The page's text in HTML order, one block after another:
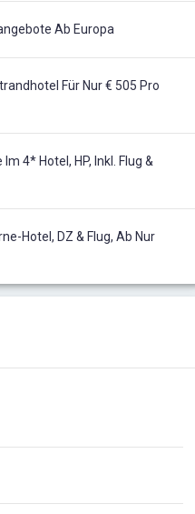
Ab Europa
Für Nur € 505 Pro
4* Hotel, HP, Inkl. Flug &
Hotel, DZ & Flug, Ab Nur